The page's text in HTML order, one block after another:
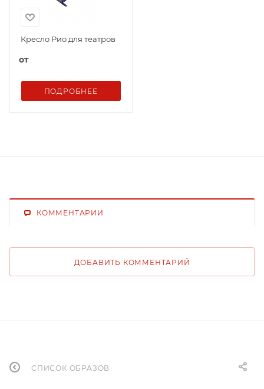
Кресло Рио для театров
от
ПОДРОБНЕЕ
КОММЕНТАРИИ
ДОБАВИТЬ КОММЕНТАРИЙ
СПИСОК ОБРАЗОВ